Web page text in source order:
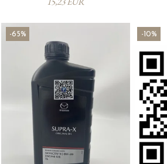
-65% -10%